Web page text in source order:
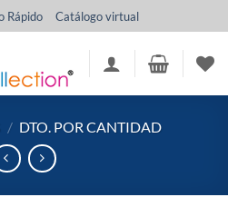
Rápido Catálogo virtual
/ DTO. POR CANTIDAD